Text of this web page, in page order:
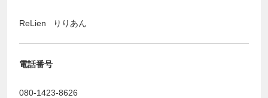
ReLien りりあん
電話番号
080-1423-8626